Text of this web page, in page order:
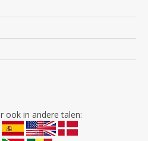
ook in andere talen: